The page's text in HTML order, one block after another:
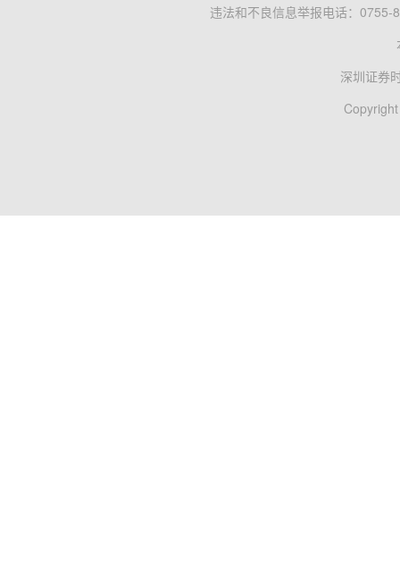
违法和不良信息举报电话：0755-
深圳证券